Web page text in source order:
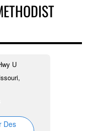
19337 State Hwy U
Des